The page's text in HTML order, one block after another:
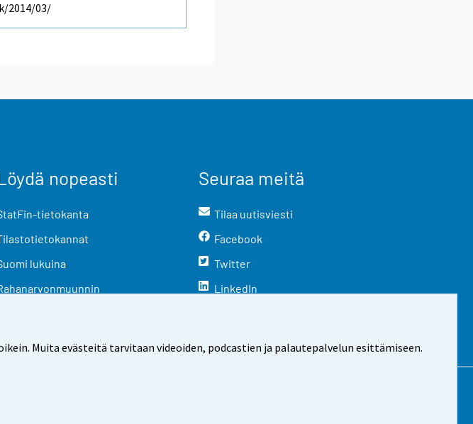
Muita evästeitä tarvitaan videoiden, podcastien ja palautepalvelun esittämiseen.
2014/03/
nopeasti
tietokanta
lukuina
Seuraa meitä
Tilaa uutisviesti
Facebook
Twitter
LinkedIn